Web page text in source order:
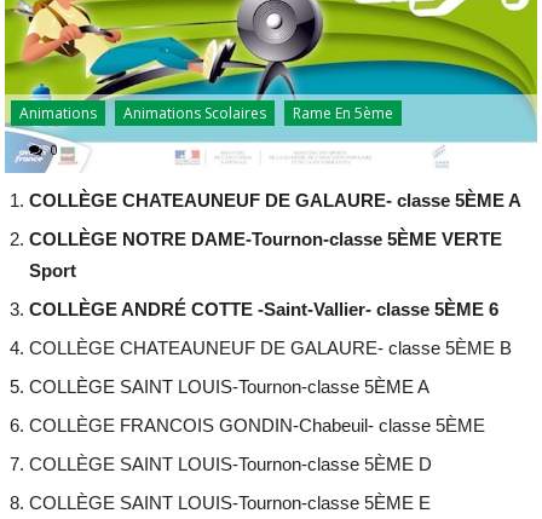
Animations Animations Scolaires Rame En 5ème
0
COLLÈGE CHATEAUNEUF DE GALAURE- classe 5ÈME A
COLLÈGE NOTRE DAME-Tournon-classe 5ÈME VERTE
Sport
COLLÈGE ANDRÉ COTTE -Saint-Vallier- classe 5ÈME 6
COLLÈGE CHATEAUNEUF DE GALAURE- classe 5ÈME B
COLLÈGE SAINT LOUIS-Tournon-classe 5ÈME A
COLLÈGE FRANCOIS GONDIN-Chabeuil- classe 5ÈME
COLLÈGE SAINT LOUIS-Tournon-classe 5ÈME D
COLLÈGE SAINT LOUIS-Tournon-classe 5ÈME E